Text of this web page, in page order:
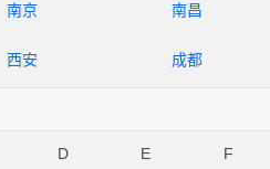
南京 南昌
西安 成都
D E F